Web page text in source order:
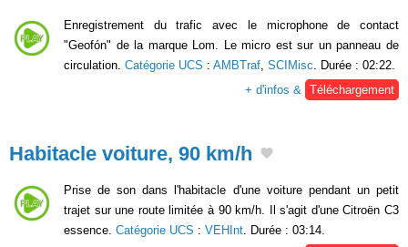
Enregistrement du trafic avec le microphone de contact
"Geofón" de la marque Lom. Le micro est sur un panneau de
circulation. Catégorie UCS : AMBTraf SCIMisc . Durée : 02:22.
+ d'infos &
Téléchargement
Habitacle voiture, 90 km/h
Prise de son dans l'habitacle d'une voiture pendant un petit
trajet sur une route limitée à 90 km/h. Il s'agit d'une Citroën C3
essence. Catégorie UCS : VEHInt. Durée : 03:14.